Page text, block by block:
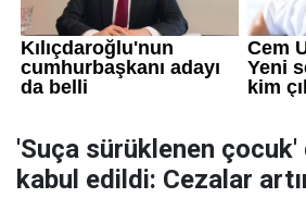
'Suça sürüklenen
kabul edildi: Cezalar